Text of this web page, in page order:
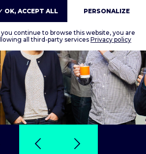
OK, ACCEPT ALL PERSONALIZE
you continue to browse this website, you are
all third-party services Privacy policy